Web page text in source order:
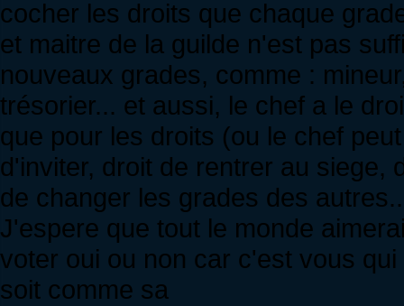
cocher les droits que chaque
et maitre de la guilde n'est pas
nouveaux grades, comme :
trésorier... et aussi, le chef a le
que pour les droits (ou le chef
d'inviter, droit de rentrer au siege,
de changer les grades des
J'espere que tout le monde
voter oui ou non car c'est vous
soit comme sa